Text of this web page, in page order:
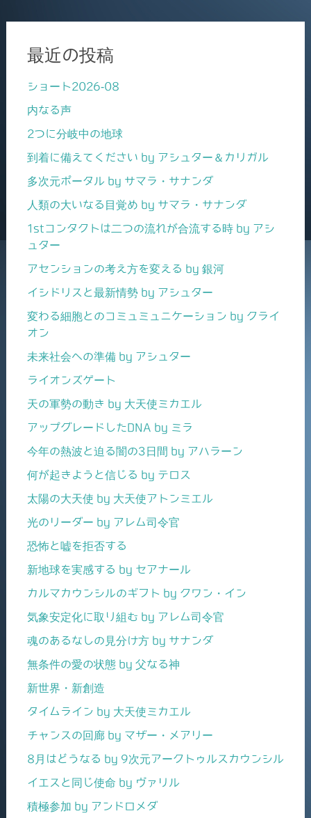
最近の投稿
ショート2026-08
内なる声
2つに分岐中の地球
到着に備えてください by アシュター＆カリガル
多次元ポータル by サマラ・サナンダ
人類の大いなる目覚め by サマラ・サナンダ
1stコンタクトは二つの流れが合流する時 by アシ
ュター
アセンションの考え方を変える by 銀河
イシドリスと最新情勢 by アシュター
変わる細胞とのコミュミュニケーション by クライ
オン
未来社会への準備 by アシュター
ライオンズゲート
天の軍勢の動き by 大天使ミカエル
アップグレードしたDNA by ミラ
今年の熱波と迫る闇の3日間 by アハラーン
何が起きようと信じる by テロス
太陽の大天使 by 大天使アトンミエル
光のリーダー by アレム司令官
恐怖と嘘を拒否する
新地球を実感する by セアナール
カルマカウンシルのギフト by クワン・イン
気象安定化に取り組む by アレム司令官
魂のあるなしの見分け方 by サナンダ
無条件の愛の状態 by 父なる神
新世界・新創造
タイムライン by 大天使ミカエル
チャンスの回廊 by マザー・メアリー
8月はどうなる by 9次元アークトゥルスカウンシル
イエスと同じ使命 by ヴァリル
積極参加 by アンドロメダ